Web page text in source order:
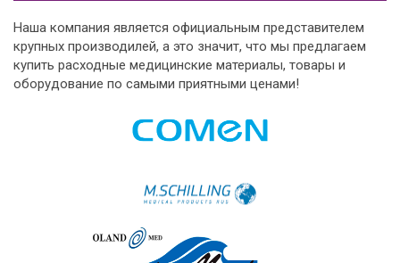
Наша компания является официальным представителем
крупных производилей, а это значит, что мы предлагаем
купить расходные медицинские материалы, товары и
оборудование по самыми приятными ценами!